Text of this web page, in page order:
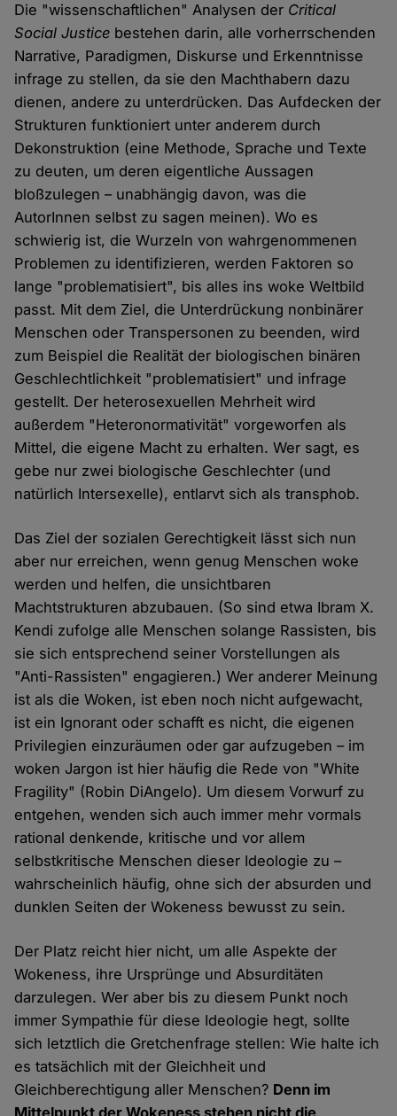
Die "wissenschaftlichen" Analysen der Critical
Social Justice bestehen darin, alle vorherrschenden
Narrative, Paradigmen, Diskurse und Erkenntnisse
infrage zu stellen, da sie den Machthabern dazu
dienen, andere zu unterdrücken. Das Aufdecken der
Strukturen funktioniert unter anderem durch
Dekonstruktion (eine Methode, Sprache und Texte
zu deuten, um deren eigentliche Aussagen
bloßzulegen – unabhängig davon, was die
AutorInnen selbst zu sagen meinen). Wo es
schwierig ist, die Wurzeln von wahrgenommenen
Problemen zu identifizieren, werden Faktoren so
lange "problematisiert", bis alles ins woke Weltbild
passt. Mit dem Ziel, die Unterdrückung nonbinärer
Menschen oder Transpersonen zu beenden, wird
zum Beispiel die Realität der biologischen binären
Geschlechtlichkeit "problematisiert" und infrage
gestellt. Der heterosexuellen Mehrheit wird
außerdem "Heteronormativität" vorgeworfen als
Mittel, die eigene Macht zu erhalten. Wer sagt, es
gebe nur zwei biologische Geschlechter (und
natürlich Intersexelle), entlarvt sich als transphob.
Das Ziel der sozialen Gerechtigkeit lässt sich nun
aber nur erreichen, wenn genug Menschen woke
werden und helfen, die unsichtbaren
Machtstrukturen abzubauen. (So sind etwa Ibram X.
Kendi zufolge alle Menschen solange Rassisten, bis
sie sich entsprechend seiner Vorstellungen als
"Anti-Rassisten" engagieren.) Wer anderer Meinung
ist als die Woken, ist eben noch nicht aufgewacht,
ist ein Ignorant oder schafft es nicht, die eigenen
Privilegien einzuräumen oder gar aufzugeben – im
woken Jargon ist hier häufig die Rede von "White
Fragility" (Robin DiAngelo). Um diesem Vorwurf zu
entgehen, wenden sich auch immer mehr vormals
rational denkende, kritische und vor allem
selbstkritische Menschen dieser Ideologie zu –
wahrscheinlich häufig, ohne sich der absurden und
dunklen Seiten der Wokeness bewusst zu sein.
Der Platz reicht hier nicht, um alle Aspekte der
Wokeness, ihre Ursprünge und Absurditäten
darzulegen. Wer aber bis zu diesem Punkt noch
immer Sympathie für diese Ideologie hegt, sollte
sich letztlich die Gretchenfrage stellen: Wie halte ich
es tatsächlich mit der Gleichheit und
Gleichberechtigung aller Menschen? Denn im